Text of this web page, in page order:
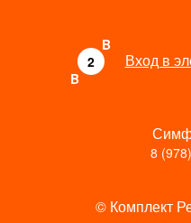
B
2
B
Вход в
8
© Комплект